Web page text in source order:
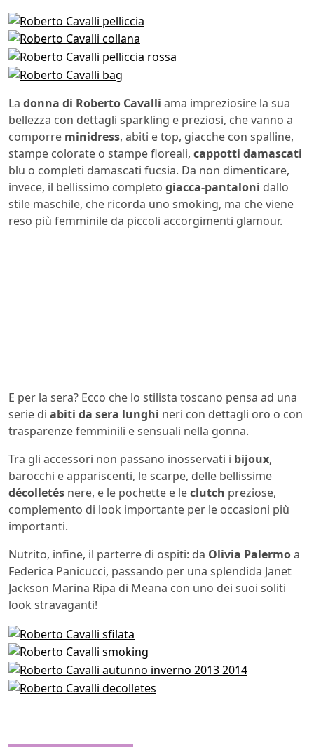
La donna di Roberto Cavalli ama impreziosire la sua
bellezza con dettagli sparkling e preziosi, che vanno a
comporre minidress, abiti e top, giacche con spalline,
stampe colorate o stampe floreali, cappotti damascati
blu o completi damascati fucsia. Da non dimenticare,
invece, il bellissimo completo giacca-pantaloni dallo
stile maschile, che ricorda uno smoking, ma che viene
reso più femminile da piccoli accorgimenti glamour.
E per la sera? Ecco che lo stilista toscano pensa ad una
serie di abiti da sera lunghi neri con dettagli oro o con
trasparenze femminili e sensuali nella gonna.
Tra gli accessori non passano inosservati i bijoux,
barocchi e appariscenti, le scarpe, delle bellissime
décolletés nere, e le pochette e leclutch preziose,
complemento di look importante per le occasioni più
importanti.
Nutrito, infine, il parterre di ospiti: da Olivia Palermoa
Federica Panicucci, passando per una splendida Janet
Jackson Marina Ripa di Meana con uno dei suoi soliti
look stravaganti!